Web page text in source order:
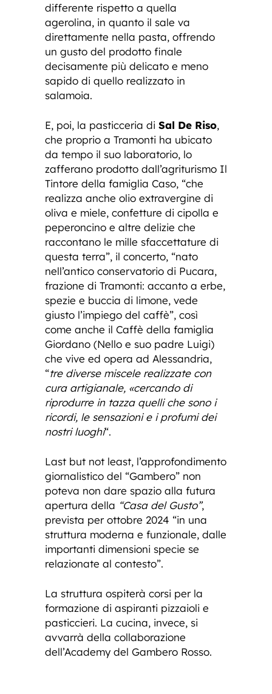
differente rispetto a quella
agerolina, in quanto il sale va
direttamente nella pasta, offrendo
un gusto del prodotto finale
decisamente più delicato e meno
sapido di quello realizzato in
salamoia.
E, poi, la pasticceria di Sal De Riso,
che proprio a Tramonti ha ubicato
da tempo il suo laboratorio, lo
zafferano prodotto dall’agriturismo Il
Tintore della famiglia Caso, “che
realizza anche olio extravergine di
oliva e miele, confetture di cipolla e
peperoncino e altre delizie che
raccontano le mille sfaccettature di
questa terra”, il concerto, “nato
nell’antico conservatorio di Pucara,
frazione di Tramonti: accanto a erbe,
spezie e buccia di limone, vede
giusto l’impiego del caffè”, così
come anche il Caffè della famiglia
Giordano (Nello e suo padre Luigi)
che vive ed opera ad Alessandria,
“tre diverse miscele realizzate con
cura artigianale, «cercando di
riprodurre in tazza quelli che sono i
ricordi, le sensazioni e i profumi dei
nostri luoghi“.
Last but not least, l’approfondimento
giornalistico del “Gambero” non
poteva non dare spazio alla futura
apertura della “Casa del Gusto”,
prevista per ottobre 2024 “in una
struttura moderna e funzionale, dalle
importanti dimensioni specie se
relazionate al contesto”.
La struttura ospiterà corsi per la
formazione di aspiranti pizzaioli e
pasticcieri. La cucina, invece, si
avvarrà della collaborazione
dell’Academy del Gambero Rosso.